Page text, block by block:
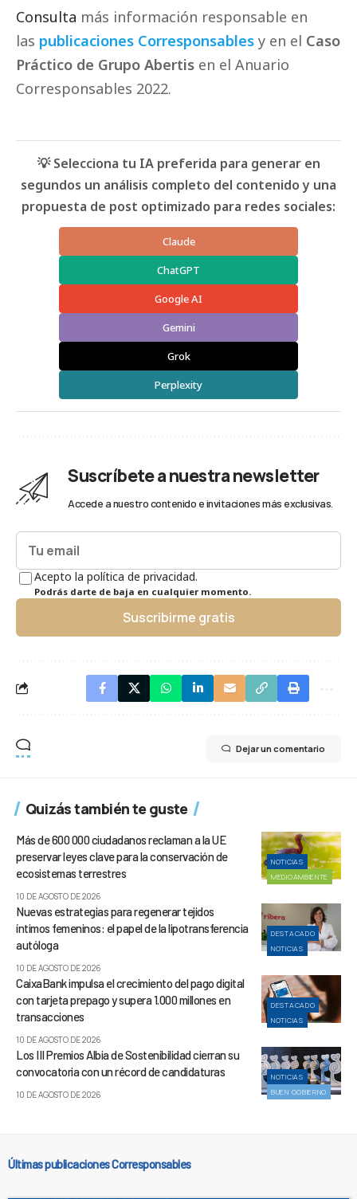
Consulta más información responsable en
las publicaciones Corresponsables y en el Caso
Práctico de Grupo Abertis en el Anuario
Corresponsables 2022.
💡 Selecciona tu IA preferida para generar en
segundos un análisis completo del contenido y una
propuesta de post optimizado para redes sociales:
Claude
ChatGPT
Google AI
Gemini
Grok
Perplexity
Suscríbete a nuestra newsletter
Accede a nuestro contenido e invitaciones más exclusivas.
Acepto la política de privacidad.
Podrás darte de baja en cualquier momento.
Suscribirme gratis
Dejar un comentario
Quizás también te guste
NOTICIAS
MEDIOAMBIENTE
Más de 600 000 ciudadanos reclaman a la UE
preservar leyes clave para la conservación de
ecosistemas terrestres
10 DE AGOSTO DE 2026
DESTACADO
NOTICIAS
Nuevas estrategias para regenerar tejidos
íntimos femeninos: el papel de la lipotransferencia
autóloga
10 DE AGOSTO DE 2026
DESTACADO
NOTICIAS
CaixaBank impulsa el crecimiento del pago digital
con tarjeta prepago y supera 1.000 millones en
transacciones
10 DE AGOSTO DE 2026
NOTICIAS
BUEN GOBIERNO
Los III Premios Albia de Sostenibilidad cierran su
convocatoria con un récord de candidaturas
10 DE AGOSTO DE 2026
Últimas publicaciones Corresponsables